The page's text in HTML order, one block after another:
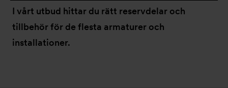
I vårt utbud hittar du rätt reservdelar och
tillbehör för de flesta armaturer och
installationer.